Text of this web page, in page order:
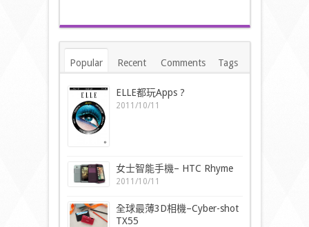
Popular Recent Comments Tags
ELLE都玩Apps ?
2011/10/11
女士智能手機– HTC Rhyme
2011/10/11
全球最薄3D相機–Cyber-shot
TX55